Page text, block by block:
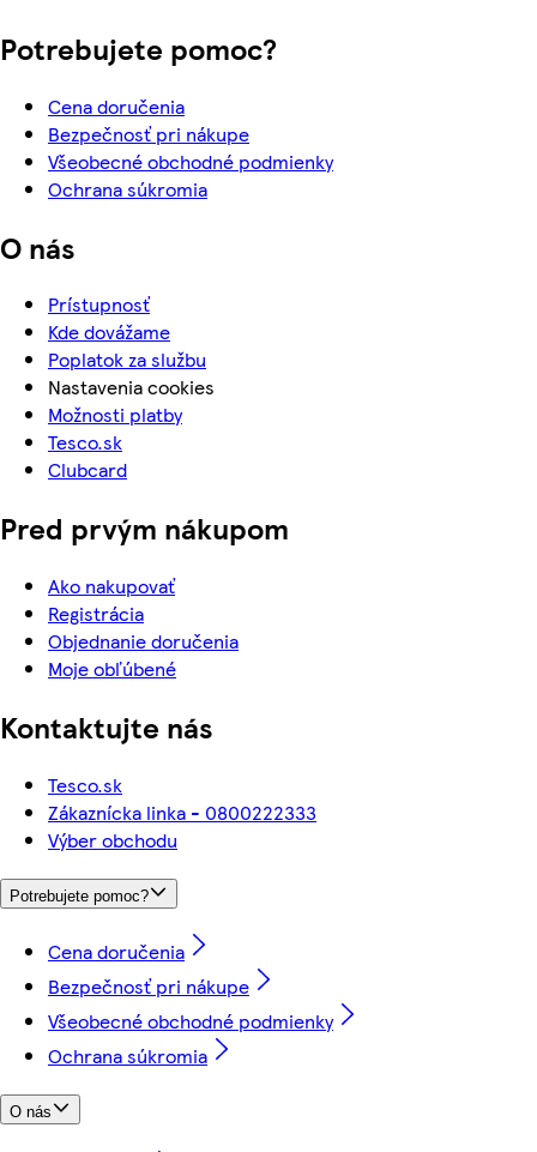
Potrebujete pomoc?
Cena doručenia
Bezpečnosť pri nákupe
Všeobecné obchodné podmienky
Ochrana súkromia
O nás
Prístupnosť
Kde dovážame
Poplatok za službu
Nastavenia cookies
Možnosti platby
Tesco.sk
Clubcard
Pred prvým nákupom
Ako nakupovať
Registrácia
Objednanie doručenia
Moje obľúbené
Kontaktujte nás
Tesco.sk
Zákaznícka linka - 0800222333
Výber obchodu
Potrebujete pomoc?
Cena doručenia
Bezpečnosť pri nákupe
Všeobecné obchodné podmienky
Ochrana súkromia
O nás